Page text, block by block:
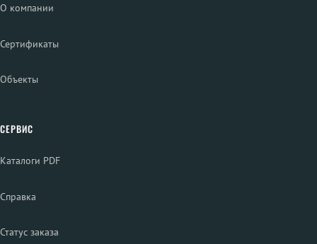
О компании
Сертификаты
Объекты
СЕРВИС
Каталоги PDF
Справка
Статус заказа